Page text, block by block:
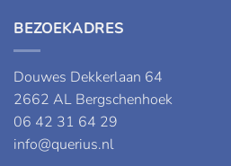
BEZOEKADRES
Douwes Dekkerlaan 64
2662 AL Bergschenhoek
06 42 31 64 29
info@querius.nl